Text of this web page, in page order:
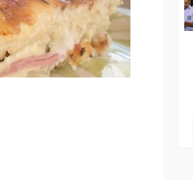
Governo antecipa
metas do saneamento
e consolida
investimentos